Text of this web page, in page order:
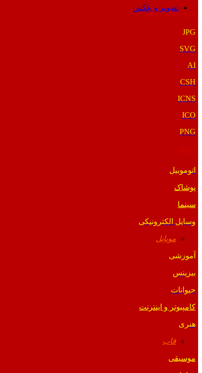
تصویر و عکس
فرمت‌های خاص
JPG
SVG
AI
CSH
ICNS
ICO
PNG
اتوموبیل
پوشاک
سینما
وسایل الکترونیکی
موبایل
آموزشی
بیزینس
حیوانات
کامپیوتر و اینترنت
هنری
قاب
موسیقی